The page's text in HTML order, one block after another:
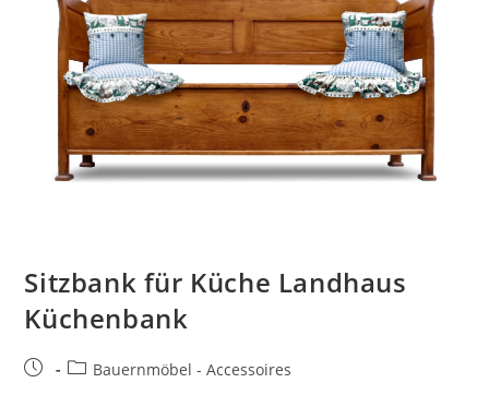
Sitzbank für Küche Landhaus
Küchenbank
Bauernmöbel - Accessoires